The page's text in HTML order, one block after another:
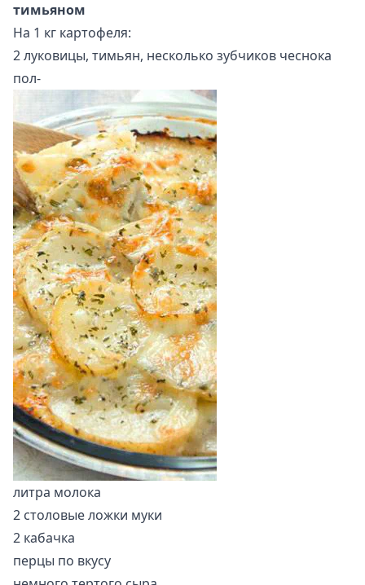
тимьяном
На 1 кг картофеля:
2 луковицы, тимьян, несколько зубчиков чеснока
пол-
литра молока
2 столовые ложки муки
2 кабачка
перцы по вкусу